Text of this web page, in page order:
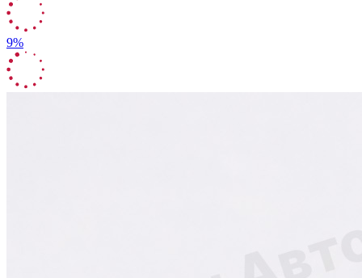
9%